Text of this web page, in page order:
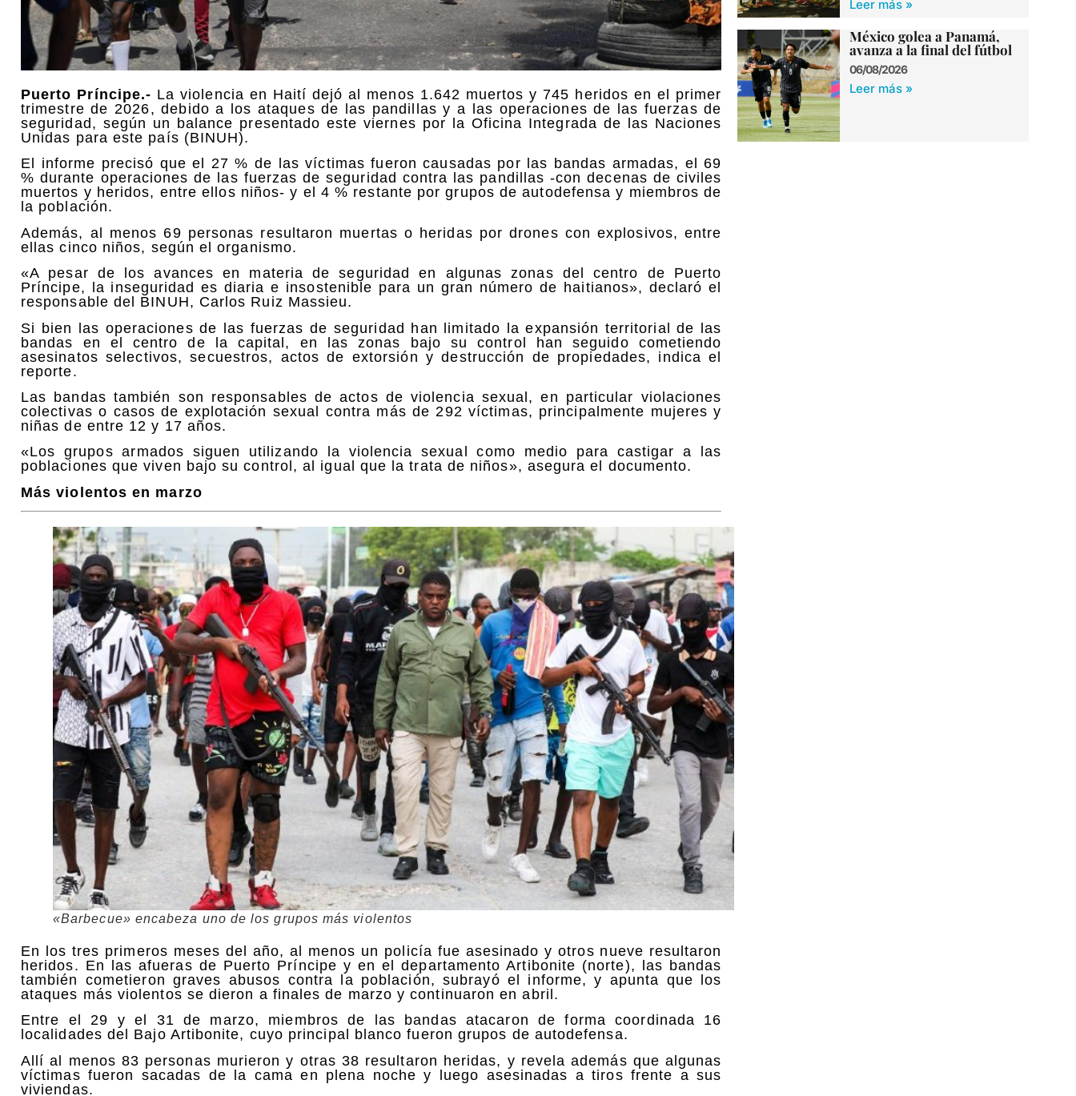
Puerto Príncipe.- La violencia en Haití dejó al menos 1.642 muertos y 745 heridos en el primer
trimestre de 2026, debido a los ataques de las pandillas y a las operaciones de las fuerzas de
seguridad, según un balance presentado este viernes por la Oficina Integrada de las Naciones
Unidas para este país (BINUH).
El informe precisó que el 27 % de las víctimas fueron causadas por las bandas armadas, el 69
% durante operaciones de las fuerzas de seguridad contra las pandillas -con decenas de civiles
muertos y heridos, entre ellos niños- y el 4 % restante por grupos de autodefensa y miembros de
la población.
Además, al menos 69 personas resultaron muertas o heridas por drones con explosivos, entre
ellas cinco niños, según el organismo.
«A pesar de los avances en materia de seguridad en algunas zonas del centro de Puerto
Príncipe, la inseguridad es diaria e insostenible para un gran número de haitianos», declaró el
responsable del BINUH, Carlos Ruiz Massieu.
Si bien las operaciones de las fuerzas de seguridad han limitado la expansión territorial de las
bandas en el centro de la capital, en las zonas bajo su control han seguido cometiendo
asesinatos selectivos, secuestros, actos de extorsión y destrucción de propiedades, indica el
reporte.
Las bandas también son responsables de actos de violencia sexual, en particular violaciones
colectivas o casos de explotación sexual contra más de 292 víctimas, principalmente mujeres y
niñas de entre 12 y 17 años.
«Los grupos armados siguen utilizando la violencia sexual como medio para castigar a las
poblaciones que viven bajo su control, al igual que la trata de niños», asegura el documento.
Más violentos en marzo
«Barbecue» encabeza uno de los grupos más violentos
En los tres primeros meses del año, al menos un policía fue asesinado y otros nueve resultaron
heridos. En las afueras de Puerto Príncipe y en el departamento Artibonite (norte), las bandas
también cometieron graves abusos contra la población, subrayó el informe, y apunta que los
ataques más violentos se dieron a finales de marzo y continuaron en abril.
Entre el 29 y el 31 de marzo, miembros de las bandas atacaron de forma coordinada 16
localidades del Bajo Artibonite, cuyo principal blanco fueron grupos de autodefensa.
Allí al menos 83 personas murieron y otras 38 resultaron heridas, y revela además que algunas
víctimas fueron sacadas de la cama en plena noche y luego asesinadas a tiros frente a sus
viviendas.
Leer más »
México golea a Panamá,
avanza a la final del fútbol
06/08/2026
Leer más »